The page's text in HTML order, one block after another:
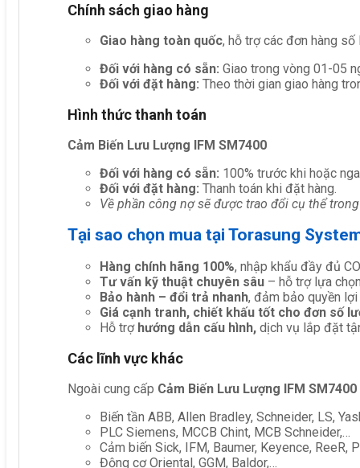
Chính sách giao hàng
Giao hàng toàn quốc, hỗ trợ các đơn hàng số
Đối với hàng có sẵn: Giao trong vòng 01-05
Đối với đặt hàng: Theo thời gian giao hàng
Hình thức thanh toán
Cảm Biến Lưu Lượng IFM SM7400
Đối với hàng có sẵn: 100% trước khi hoặc
Đối với đặt hàng: Thanh toán khi đặt hàng.
Về phần công nợ sẽ được trao đổi cụ thể
Tại sao chọn mua tại Torasung
Hàng chính hãng 100%, nhập khẩu đầy đủ
Tư vấn kỹ thuật chuyên sâu – hỗ trợ lựa
Bảo hành – đổi trả nhanh, đảm bảo quyền lợi
Giá cạnh tranh, chiết khấu tốt cho đơn số
Hỗ trợ hướng dẫn cấu hình, dịch vụ lắp đặt
Các lĩnh vực khác
Ngoài cung cấp Cảm Biến Lưu Lượng IFM SM7400
Biến tần ABB, Allen Bradley, Schneider, LS,
PLC Siemens, MCCB Chint, MCB Schneider,…
Cảm biến Sick, IFM, Baumer, Keyence, ReeR,
Động cơ Oriental, GGM, Baldor,…